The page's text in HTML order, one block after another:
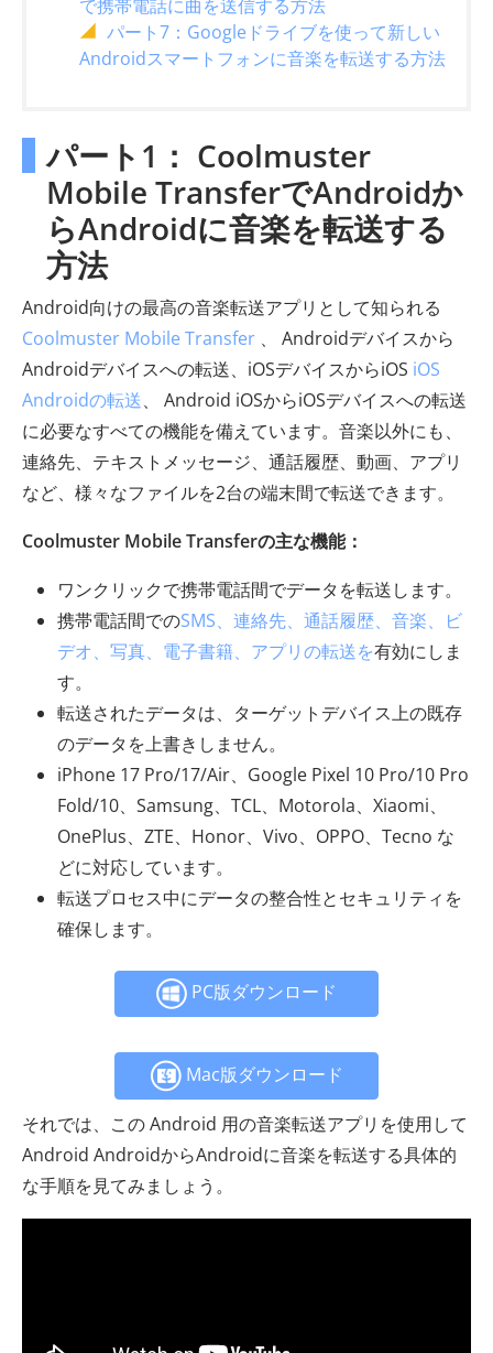
で携帯電話に曲を送信する方法
パート7：Googleドライブを使って新しい
Androidスマートフォンに音楽を転送する方法
パート1： Coolmuster
Mobile TransferでAndroidか
らAndroidに音楽を転送する
方法
Android向けの最高の音楽転送アプリとして知られる
Coolmuster Mobile Transfer 、 Androidデバイスから
Androidデバイスへの転送、iOSデバイスからiOS iOS
Androidの転送、 Android iOSからiOSデバイスへの転送
に必要なすべての機能を備えています。音楽以外にも、
連絡先、テキストメッセージ、通話履歴、動画、アプリ
など、様々なファイルを2台の端末間で転送できます。
Coolmuster Mobile Transferの主な機能：
ワンクリックで携帯電話間でデータを転送します。
携帯電話間でのSMS、連絡先、通話履歴、音楽、ビ
デオ、写真、電子書籍、アプリの転送を有効にしま
す。
転送されたデータは、ターゲットデバイス上の既存
のデータを上書きしません。
iPhone 17 Pro/17/Air、Google Pixel 10 Pro/10 Pro
Fold/10、Samsung、TCL、Motorola、Xiaomi、
OnePlus、ZTE、Honor、Vivo、OPPO、Tecno な
どに対応しています。
転送プロセス中にデータの整合性とセキュリティを
確保します。
PC版ダウンロード
Mac版ダウンロード
それでは、この Android 用の音楽転送アプリを使用して
Android AndroidからAndroidに音楽を転送する具体的
な手順を見てみましょう。